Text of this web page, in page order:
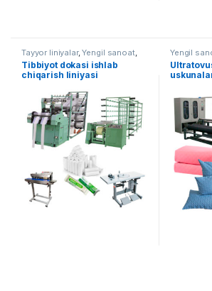
Tayyor liniyalar,Yengil sanoat,
To'quv uskunalari
Tibbiyot dokasi ishlab
chiqarish liniyasi
Yengil